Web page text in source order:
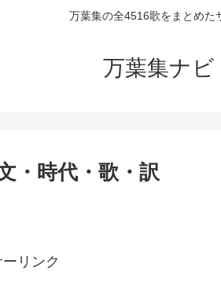
万葉集の全4516歌をまとめた
万葉集ナビ
・時代・歌・訳
リンク